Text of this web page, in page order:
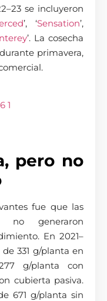
se incluyeron
’, ‘Sensation’,
’. La cosecha
primavera,
pero no
fue que las
no generaron
En 2021–
331 g/planta en
g/planta con
cubierta pasiva.
671 g/planta sin